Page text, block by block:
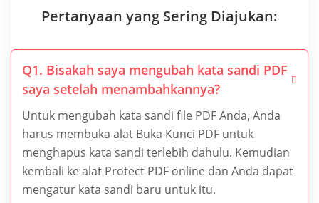
Pertanyaan yang Sering Diajukan:
Q1. Bisakah saya mengubah kata sandi PDF
saya setelah menambahkannya?
Untuk mengubah kata sandi file PDF Anda, Anda
harus membuka alat Buka Kunci PDF untuk
menghapus kata sandi terlebih dahulu. Kemudian
kembali ke alat Protect PDF online dan Anda dapat
mengatur kata sandi baru untuk itu.